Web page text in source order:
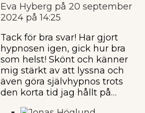
Eva Hyberg på 20 september
2024 på 14:25
Tack för bra svar! Har gjort
hypnosen igen, gick hur bra
som helst! Skönt och känner
mig stärkt av att lyssna och
även göra självhypnos trots
den korta tid jag hållt på…